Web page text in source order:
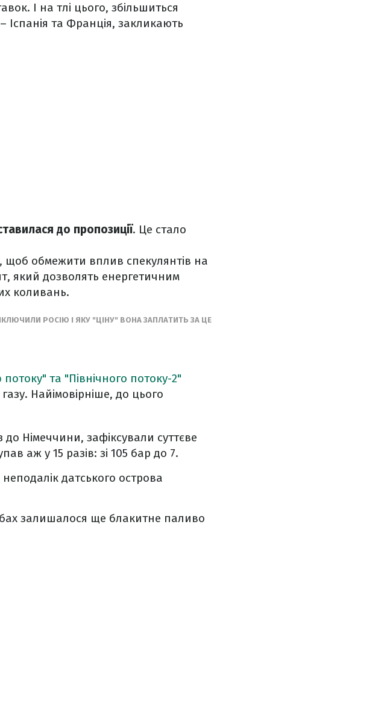
І на тлі цього, збільшиться
Іспанія та Франція, закликають
до пропозиції. Це стало
обмежити вплив спекулянтів на
який дозволять енергетичним
коливань.
РОСІЮ І ЯКУ "ЦІНУ" ВОНА ЗАПЛАТИТЬ ЗА ЦЕ
та "Північного потоку-2"
Найімовірніше, до цього
Німеччини, зафіксували суттєве
аж у 15 разів: зі 105 бар до 7.
датського острова
залишалося ще блакитне паливо